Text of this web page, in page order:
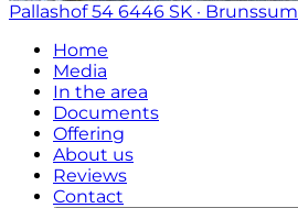
Pallashof 54 6446 SK · Brunssum
Home
Media
In the area
Documents
Offering
About us
Reviews
Contact